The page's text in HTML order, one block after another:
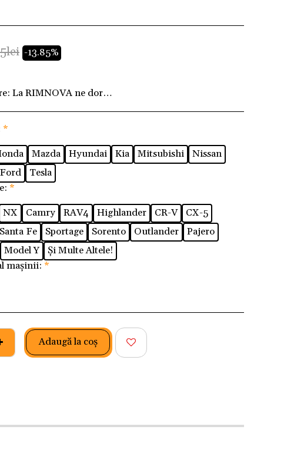
lei -13.85%
La RIMNOVA ne dorim ca fiecare client să fie pe
*
Mazda Hyundai Kia Mitsubishi
Nissan
Ford
Tesla
*
NX Camry RAV4 Highlander CR-V
CX-5
Santa Fe Sportage Sorento Outlander
Pajero
Model Y
Și Multe Altele!
mașinii: *
Adaugă la coş